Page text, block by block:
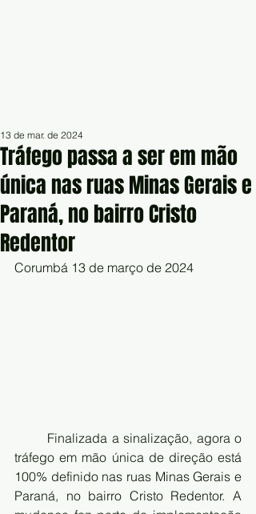
Tráfego passa a ser em mão
única nas ruas Minas Gerais e
Paraná, no bairro Cristo
Redentor
13 de mar. de 2024
Corumbá 13 de março de 2024
Finalizada a sinalização, agora o
tráfego em mão única de direção está
100% definido nas ruas Minas Gerais e
Paraná, no bairro Cristo Redentor. A